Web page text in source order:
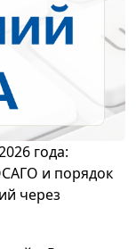
года:
и порядок
через